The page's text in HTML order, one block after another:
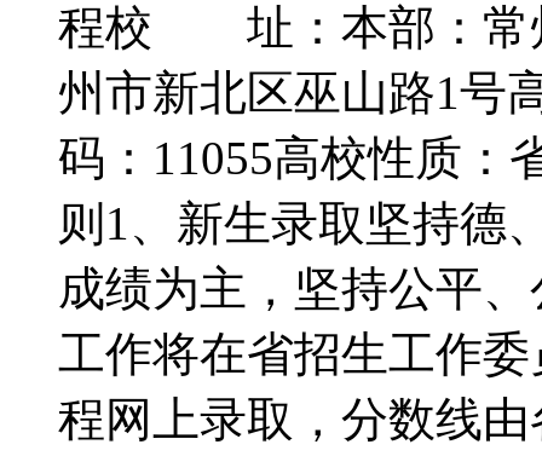
程校 址：本部：常
州市新北区巫山路1号
码：11055高校性质：
则1、新生录取坚持德
成绩为主，坚持公平
工作将在省招生工作
程网上录取，分数线